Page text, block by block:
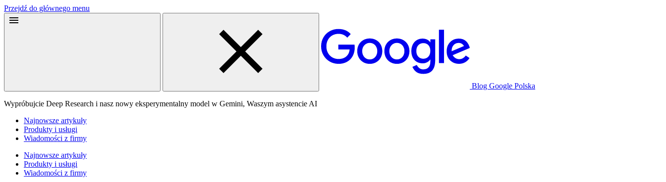
Przejdź do głównego menu
Blog Google Polska
Wypróbujcie Deep Research i nasz nowy eksperymentalny model w Gemini, Waszym asystencie AI
Najnowsze artykuły
Produkty i usługi
Wiadomości z firmy
Najnowsze artykuły
Produkty i usługi
Wiadomości z firmy